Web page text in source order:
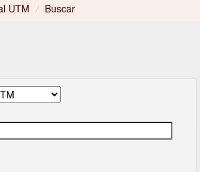
UTM / Buscar